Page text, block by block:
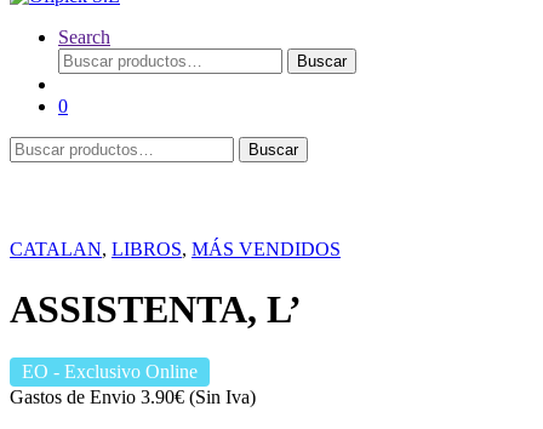
Search
Buscar
por:
Buscar
0
Buscar
por:
Buscar
CATALAN, LIBROS, MÁS VENDIDOS
ASSISTENTA, L’
EO - Exclusivo Online
Gastos de Envio 3.90€ (Sin Iva)